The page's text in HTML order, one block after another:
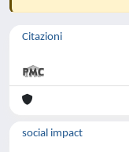
Citazioni
social impact